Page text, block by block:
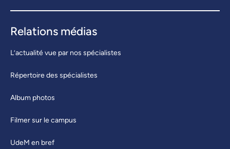
Relations médias
L’actualité vue par nos spécialistes
Répertoire des spécialistes
Album photos
Filmer sur le campus
UdeM en bref